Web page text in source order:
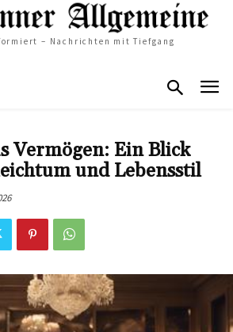
– Nachrichten mit Tiefgang
Vermögen: Ein Blick
und Lebensstil